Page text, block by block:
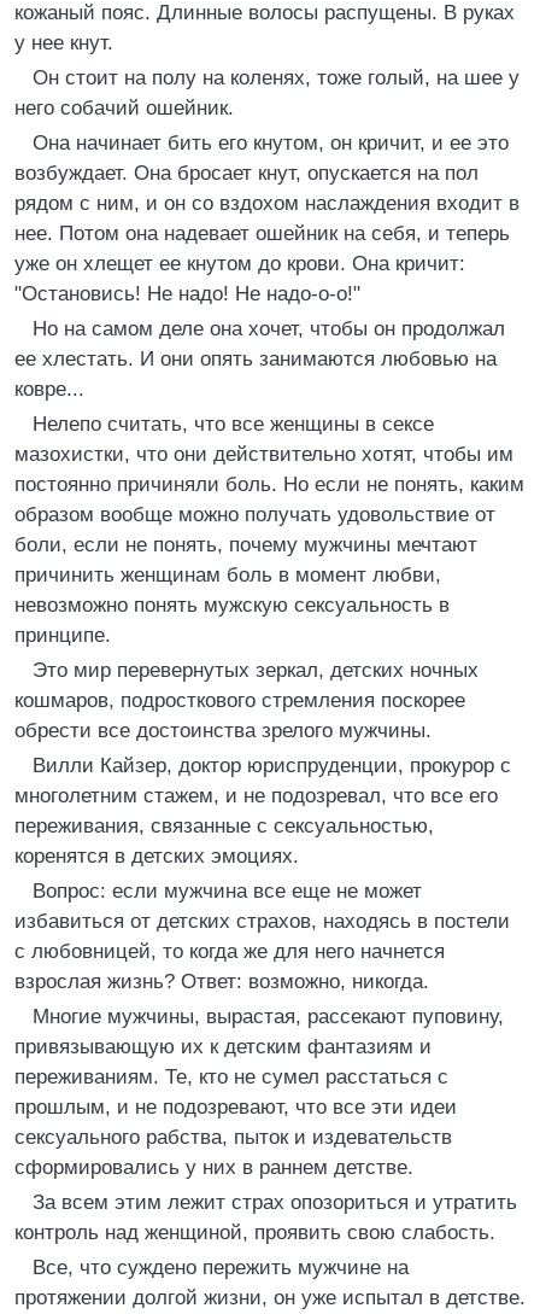
кожаный пояс. Длинные волосы распущены. В руках
у нее кнут.
Он стоит на полу на коленях, тоже голый, на шее у
него собачий ошейник.
Она начинает бить его кнутом, он кричит, и ее это
возбуждает. Она бросает кнут, опускается на пол
рядом с ним, и он со вздохом наслаждения входит в
нее. Потом она надевает ошейник на себя, и теперь
уже он хлещет ее кнутом до крови. Она кричит:
"Остановись! Не надо! Не надо-о-о!"
Но на самом деле она хочет, чтобы он продолжал
ее хлестать. И они опять занимаются любовью на
ковре...
Нелепо считать, что все женщины в сексе
мазохистки, что они действительно хотят, чтобы им
постоянно причиняли боль. Но если не понять, каким
образом вообще можно получать удовольствие от
боли, если не понять, почему мужчины мечтают
причинить женщинам боль в момент любви,
невозможно понять мужскую сексуальность в
принципе.
Это мир перевернутых зеркал, детских ночных
кошмаров, подросткового стремления поскорее
обрести все достоинства зрелого мужчины.
Вилли Кайзер, доктор юриспруденции, прокурор с
многолетним стажем, и не подозревал, что все его
переживания, связанные с сексуальностью,
коренятся в детских эмоциях.
Вопрос: если мужчина все еще не может
избавиться от детских страхов, находясь в постели
с любовницей, то когда же для него начнется
взрослая жизнь? Ответ: возможно, никогда.
Многие мужчины, вырастая, рассекают пуповину,
привязывающую их к детским фантазиям и
переживаниям. Те, кто не сумел расстаться с
прошлым, и не подозревают, что все эти идеи
сексуального рабства, пыток и издевательств
сформировались у них в раннем детстве.
За всем этим лежит страх опозориться и утратить
контроль над женщиной, проявить свою слабость.
Все, что суждено пережить мужчине на
протяжении долгой жизни, он уже испытал в детстве.